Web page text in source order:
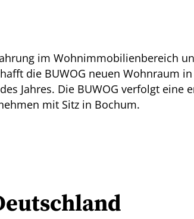
im Wohnimmobilienbereich
die BUWOG neuen Wohnraum
Jahres. Die BUWOG verfolgt
mit Sitz in Bochum.